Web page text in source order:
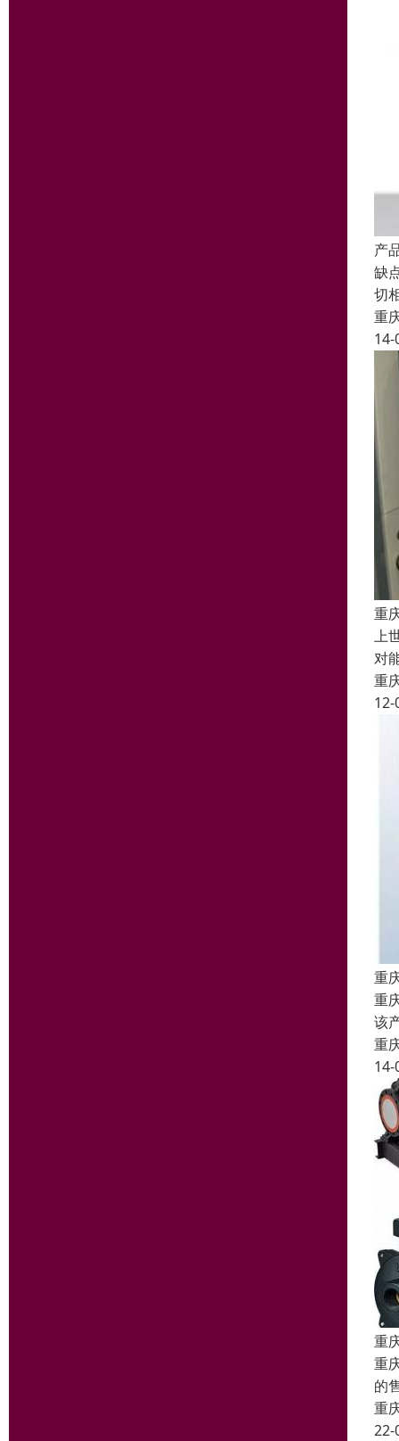
产
缺
切
重
14-
重
上
对
重
12-
重
重
该
重
14-
重
重
的
重
22-